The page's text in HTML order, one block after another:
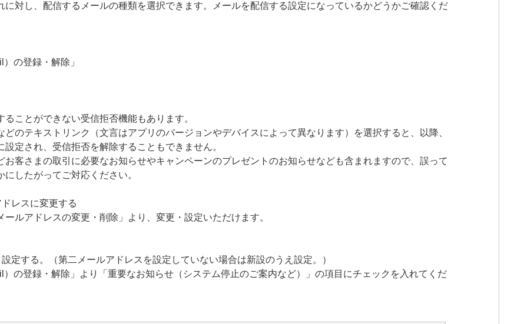
対し、配信するメールの種類を選択できます。メールを配信する設定になっているかどうかご確認くだ
の登録・解除」
ことができない受信拒否機能もあります。
のテキストリンク（文言はアプリのバージョンやデバイスによって異なります）を選択すると、以降、
定され、受信拒否を解除することもできません。
客さまの取引に必要なお知らせやキャンペーンのプレゼントのお知らせなども含まれますので、誤って
したがってご対応ください。
レスに変更する
ルアドレスの変更・削除」より、変更・設定いただけます。
定する。（第二メールアドレスを設定していない場合は新設のうえ設定。）
の登録・解除」より「重要なお知らせ（システム停止のご案内など）」の項目にチェックを入れてくだ